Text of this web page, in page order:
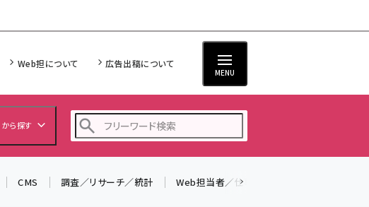
Web担について 広告出稿について
MENU
から探す
CMS 調査／リサーチ／統計 Web担当者／仕事